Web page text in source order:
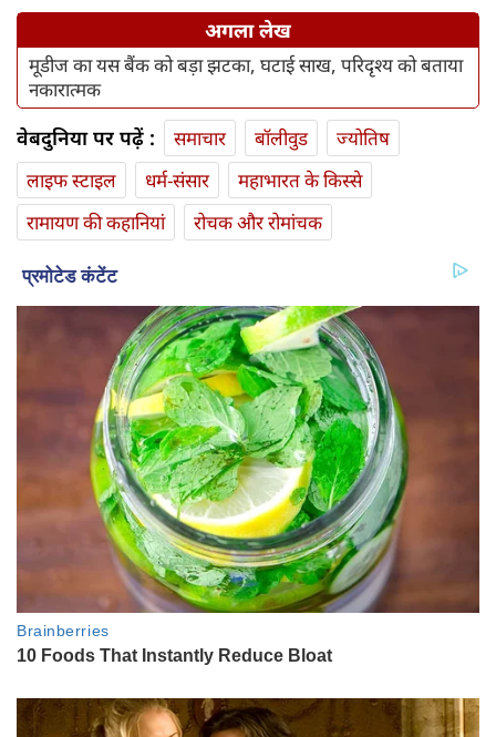
अगला लेख
मूडीज का यस बैंक को बड़ा झटका, घटाई साख, परिदृश्य को बताया
नकारात्मक
वेबदुनिया पर पढ़ें : समाचार बॉलीवुड
ज्योतिष
लाइफ स्‍टाइल
धर्म-संसार
महाभारत के किस्से
रामायण की कहानियां
रोचक और रोमांचक